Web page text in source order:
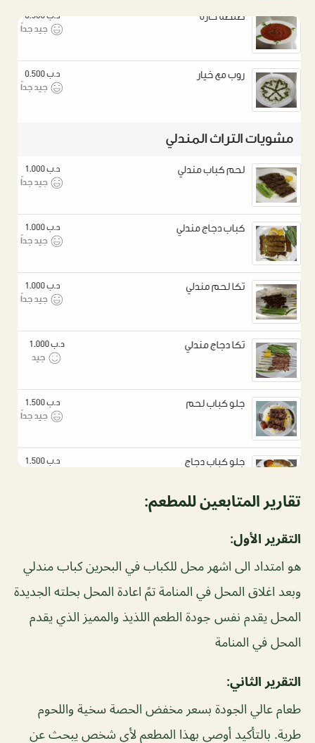
تقارير المتابعين للمطعم:
التقرير الأول:
هو امتداد الى اشهر محل للكباب في البحرين كباب مندلي
وبعد اغلاق المحل في المنامة تمً اعادة المحل بحلته الجديدة
المحل يقدم نفس جودة الطعم اللذيذ والمميز الذي يقدم
المحل في المنامة
التقرير الثاني:
طعام عالي الجودة بسعر مخفض الحصة سخية واللحوم
طرية. بالتأكيد أوصي بهذا المطعم لأي شخص يبحث عن